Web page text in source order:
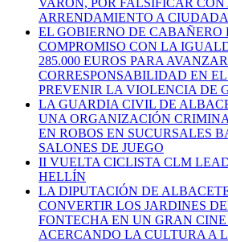
ARRENDAMIENTO A
EL GOBIERNO DE CABAÑERO
COMPROMISO CON LA
285.000 EUROS PARA
CORRESPONSABILIDAD EN
PREVENIR LA VIOLENCIA DE
LA GUARDIA CIVIL DE
UNA ORGANIZACIÓN
EN ROBOS EN SUCURSALES
SALONES DE JUEGO
II VUELTA CICLISTA CLM
HELLÍN
LA DIPUTACIÓN DE
CONVERTIR LOS JARDINES
FONTECHA EN UN GRAN
ACERCANDO LA CULTURA A